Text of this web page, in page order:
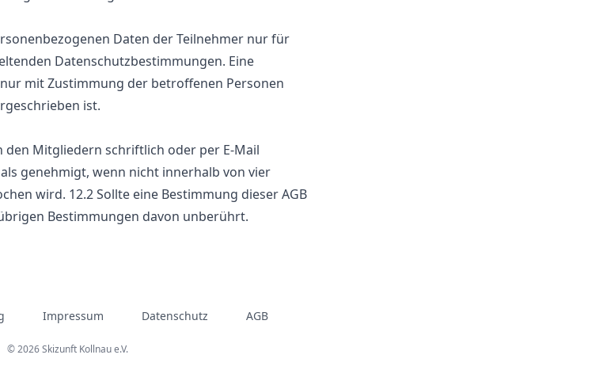
Daten der Teilnehmer nur für
Datenschutzbestimmungen. Eine
mit Zustimmung der betroffenen Personen
ist.
den Mitgliedern schriftlich oder per E-Mail
genehmigt, wenn nicht innerhalb von vier
wird. 12.2 Sollte eine Bestimmung dieser AGB
Bestimmungen davon unberührt.
Impressum Datenschutz AGB
© 2026 Skizunft Kollnau e.V.